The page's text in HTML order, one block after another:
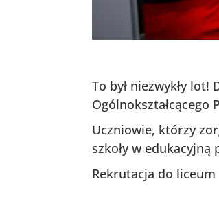
To był niezwykły
Ogólnokształcącego
Uczniowie, którzy
szkoły w edukacyjną
Rekrutacja do